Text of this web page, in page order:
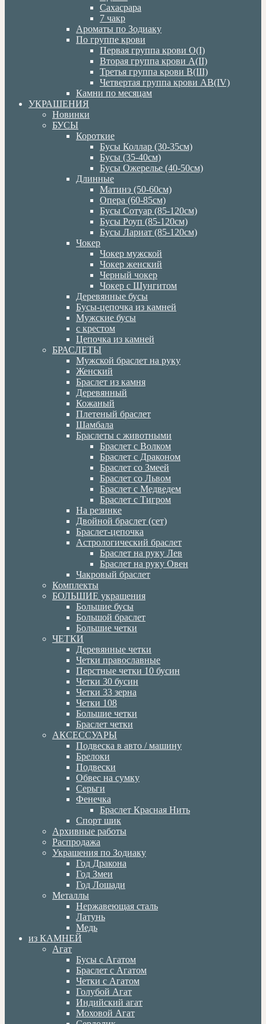
Сахасрара
7 чакр
Ароматы по Зодиаку
По группе крови
Первая группа крови О(I)
Вторая группа крови А(II)
Третья группа крови В(III)
Четвертая группа крови АВ(IV)
Камни по месяцам
УКРАШЕНИЯ
Новинки
БУСЫ
Короткие
Бусы Коллар (30-35см)
Бусы (35-40см)
Бусы Ожерелье (40-50см)
Длинные
Матинэ (50-60см)
Опера (60-85см)
Бусы Сотуар (85-120см)
Бусы Роуп (85-120см)
Бусы Лариат (85-120см)
Чокер
Чокер мужской
Чокер женский
Черный чокер
Чокер с Шунгитом
Деревянные бусы
Бусы-цепочка из камней
Мужские бусы
с крестом
Цепочка из камней
БРАСЛЕТЫ
Мужской браслет на руку
Женский
Браслет из камня
Деревянный
Кожаный
Плетеный браслет
Шамбала
Браслеты с животными
Браслет с Волком
Браслет с Драконом
Браслет со Змеей
Браслет со Львом
Браслет с Медведем
Браслет с Тигром
На резинке
Двойной браслет (сет)
Браслет-цепочка
Астрологический браслет
Браслет на руку Лев
Браслет на руку Овен
Чакровый браслет
Комплекты
БОЛЬШИЕ украшения
Большие бусы
Большой браслет
Большие четки
ЧЕТКИ
Деревянные четки
Четки православные
Перстные четки 10 бусин
Четки 30 бусин
Четки 33 зерна
Четки 108
Большие четки
Браслет четки
АКСЕССУАРЫ
Подвеска в авто / машину
Брелоки
Подвески
Обвес на сумку
Серьги
Фенечка
Браслет Красная Нить
Спорт шик
Архивные работы
Распродажа
Украшения по Зодиаку
Год Дракона
Год Змеи
Год Лошади
Металлы
Нержавеющая сталь
Латунь
Медь
из КАМНЕЙ
Агат
Бусы с Агатом
Браслет с Агатом
Четки с Агатом
Голубой Агат
Индийский агат
Моховой Агат